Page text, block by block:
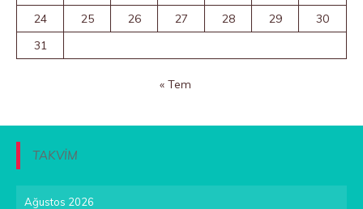
24
25 26 27 28 29
30
31
« Tem
TAKVİM
Ağustos 2026